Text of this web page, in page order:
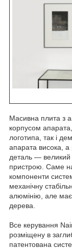
Масивна плита з
корпусом
логотипа, так і
апарата висока, а
деталь — великий
пристрою. Саме на
компоненти
механічну
алюмінію, але
дерева.
Все керування
розміщену в
патентована